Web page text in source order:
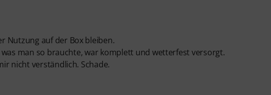
Nutzung auf der Box bleiben.
man so brauchte, war komplett und wetterfest versorgt.
nicht verständlich. Schade.